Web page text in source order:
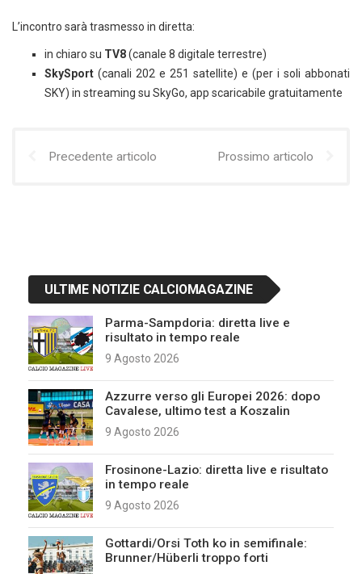
L’incontro sarà trasmesso in diretta:
in chiaro su TV8(canale 8 digitale terrestre)
SkySport (canali 202 e 251 satellite) e (per i soli abbonati
SKY) in streaming su SkyGo, app scaricabile gratuitamente
Precedente articolo Prossimo articolo
ULTIME NOTIZIE CALCIOMAGAZINE
Parma-Sampdoria: diretta live e
risultato in tempo reale
9 Agosto 2026
Azzurre verso gli Europei 2026: dopo
Cavalese, ultimo test a Koszalin
9 Agosto 2026
Frosinone-Lazio: diretta live e risultato
in tempo reale
9 Agosto 2026
Gottardi/Orsi Toth ko in semifinale:
Brunner/Hüberli troppo forti